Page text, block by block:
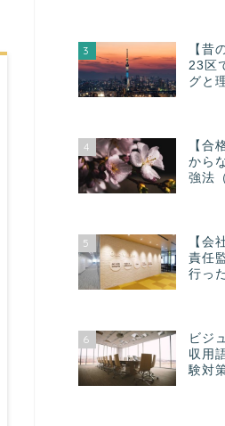
3
【昔
23区
グと
4
【合
から
強法
5
【会
責任
行っ
6
ビジ
収用
験対